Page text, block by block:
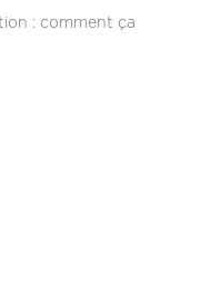
: comment ça